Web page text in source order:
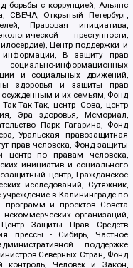
борьбы с коррупцией, Альянс
Открытый Петербург,
Правовая инициатива,
преступности,
Центр поддержки и
информации, В защиту прав
информационных
и социальных движений,
здоровья и защиты прав
и их семьям, Фонд
Так-Так, центр Сова, центр
Эра здоровья, Мемориал,
Парк Гагарина, Фонд
Уральская правозащитная
прав человека, Фонд защиты
центр по правам человека,
инициатив и социального
центр, Гражданское
исследований, Сутяжник,
в Калининграде по
программ и проектов Совета
организаций,
Центр Защиты Прав Средств
прессы - Сибирь, Частное
поддержке
Северных Стран, Фонд
контроль, Человек и Закон,